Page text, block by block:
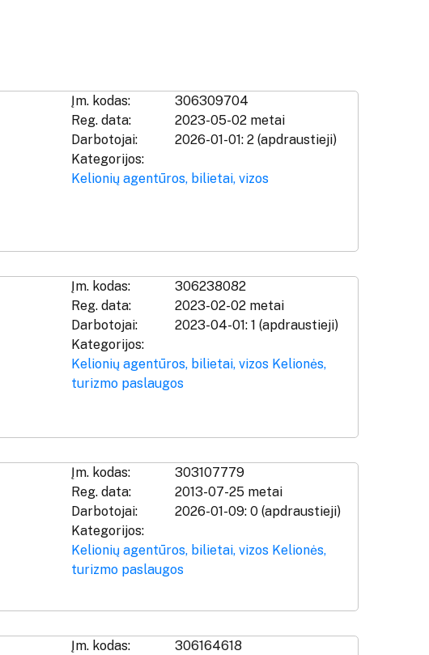
Įm. kodas:
306309704
Reg. data:
2023-05-02 metai
Darbotojai:
2026-01-01: 2 (apdraustieji)
Kategorijos:
Kelionių agentūros, bilietai, vizos
Įm. kodas:
306238082
Reg. data:
2023-02-02 metai
Darbotojai:
2023-04-01: 1 (apdraustieji)
Kategorijos:
Kelionių agentūros, bilietai, vizos Kelionės,
turizmo paslaugos
Įm. kodas:
303107779
Reg. data:
2013-07-25 metai
Darbotojai:
2026-01-09: 0 (apdraustieji)
Kategorijos:
Kelionių agentūros, bilietai, vizos Kelionės,
turizmo paslaugos
Įm. kodas:
306164618